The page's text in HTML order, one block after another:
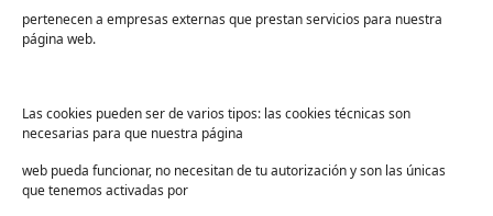
pertenecen a empresas externas que prestan servicios para nuestra
página web.
Las cookies pueden ser de varios tipos: las cookies técnicas son
necesarias para que nuestra página
web pueda funcionar, no necesitan de tu autorización y son las únicas
que tenemos activadas por
Accesorios de Limpieza